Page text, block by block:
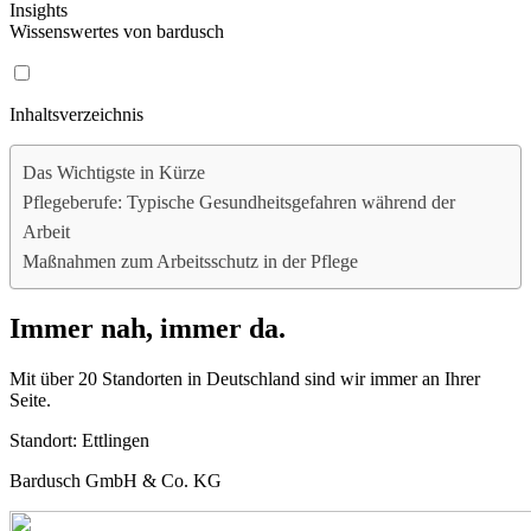
Insights
Wissenswertes von bardusch
Inhaltsverzeichnis
Das Wichtigste in Kürze
Pflegeberufe: Typische Gesundheitsgefahren während der
Arbeit
Maßnahmen zum Arbeitsschutz in der Pflege
Immer nah, immer da.
Mit über 20 Standorten in Deutschland sind wir immer an Ihrer
Seite.
Standort: Ettlingen
Bardusch GmbH & Co. KG